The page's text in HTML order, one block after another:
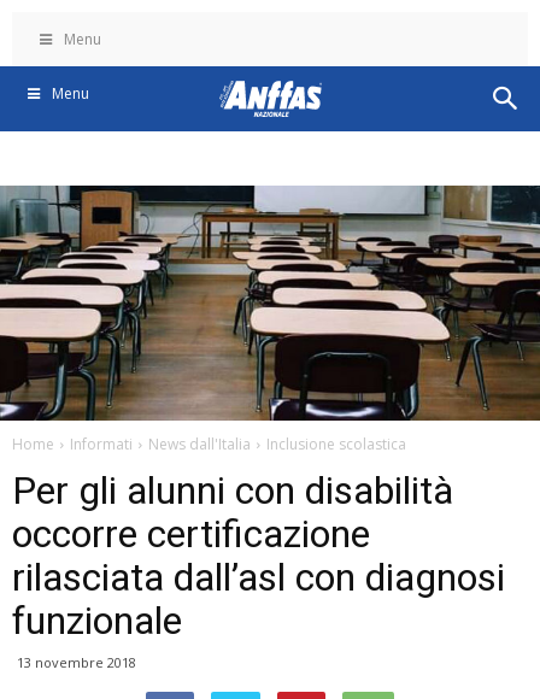
Menu
Menu
Home Informati News dall'Italia Inclusione scolastica
Per gli alunni con disabilità
occorre certificazione
rilasciata dall’asl con diagnosi
funzionale
13 novembre 2018